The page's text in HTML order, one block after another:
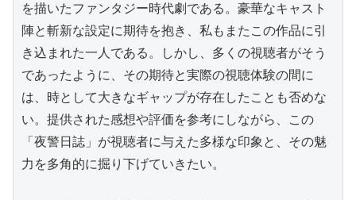
を描いたファンタジー時代劇である。豪華なキャスト
陣と斬新な設定に期待を抱き、私もまたこの作品に引
き込まれた一人である。しかし、多くの視聴者がそう
であったように、その期待と実際の視聴体験の間に
は、時として大きなギャップが存在したことも否めな
い。提供された感想や評価を参考にしながら、この
「夜警日誌」が視聴者に与えた多様な印象と、その魅
力を多角的に掘り下げていきたい。